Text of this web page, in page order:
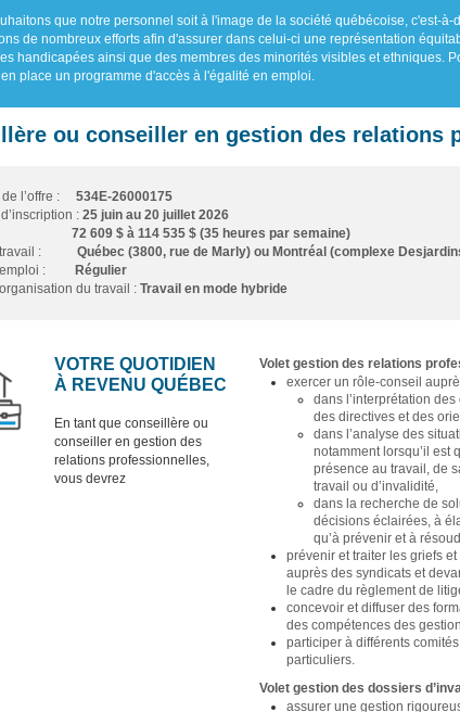
que notre personnel soit à l'image de la société québécoise, c'est-
de nombreux efforts afin d'assurer dans celui-ci une représentation
handicapées ainsi que des membres des minorités visibles et ethniques.
place un programme d'accès à l'égalité en emploi.
ou conseiller en gestion des relations
de l’offre : 534E-26000175
: 25 juin au 20 juillet 2026
: 72 609 $ à 114 535 $ (35 heures par semaine)
: Québec (3800, rue de Marly) ou Montréal (complexe
:
Régulier
du travail : Travail en mode hybride
VOTRE QUOTIDIEN
À REVENU QUÉBEC
En tant que conseillère ou
conseiller en gestion des
relations professionnelles,
vous devrez
Volet gestion des relations
exercer un rôle-conseil
dans l’interprétation
des directives et des
dans l’analyse des
notamment lorsqu’il est
présence au travail, de
travail ou d’invalidité,
dans la recherche de
décisions éclairées, à
qu’à prévenir et à
prévenir et traiter les griefs
auprès des syndicats et
le cadre du règlement de
concevoir et diffuser des
des compétences des
participer à différents
particuliers.
Volet gestion des dossiers
assurer une gestion